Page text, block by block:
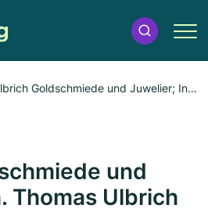
Goldschmiede und Juwelier; Inh.
und
Thomas Ulbrich